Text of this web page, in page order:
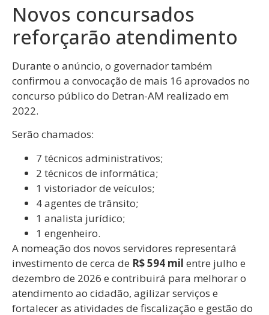
Novos concursados
reforçarão atendimento
Durante o anúncio, o governador também
confirmou a convocação de mais 16 aprovados no
concurso público do Detran-AM realizado em
2022.
Serão chamados:
7 técnicos administrativos;
2 técnicos de informática;
1 vistoriador de veículos;
4 agentes de trânsito;
1 analista jurídico;
1 engenheiro.
A nomeação dos novos servidores representará
investimento de cerca de R$ 594 mil entre julho e
dezembro de 2026 e contribuirá para melhorar o
atendimento ao cidadão, agilizar serviços e
fortalecer as atividades de fiscalização e gestão do